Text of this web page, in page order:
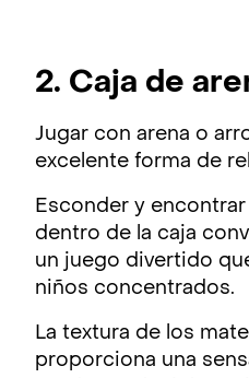
2. Caja de
Jugar con arena o
excelente forma de
Esconder y
dentro de la caja
un juego divertido
niños concentrados.
La textura de los
proporciona una